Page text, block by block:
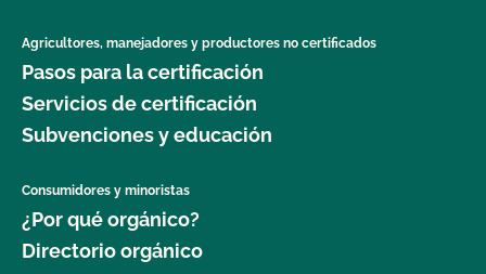
Agricultores, manejadores y productores no certificados
Pasos para la certificación
Servicios de certificación
Subvenciones y educación
Consumidores y minoristas
¿Por qué orgánico?
Directorio orgánico